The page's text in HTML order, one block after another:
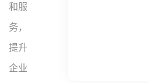
和服
务，
提升
企业